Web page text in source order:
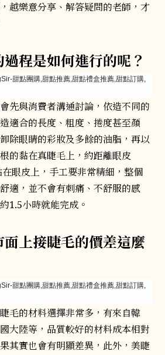
越樂意分享、解答疑問的老師，才
程是如何進行的呢？
先與消費者溝通討論，依造不同的
適合的長度、粗度、捲度甚至顏
除眼睛的彩妝及多餘的油脂，再以
的黏在真睫毛上，約距離眼皮
眼皮上，手工要非常精細，整個
適，並不會有刺痛、不舒服的感
1.5小時就能完成。
上接睫毛的價差這麼
毛的材料選擇非常多，有來自韓
大陸等，品質較好的材料成本相對
其實也會有明顯差異，此外，美睫